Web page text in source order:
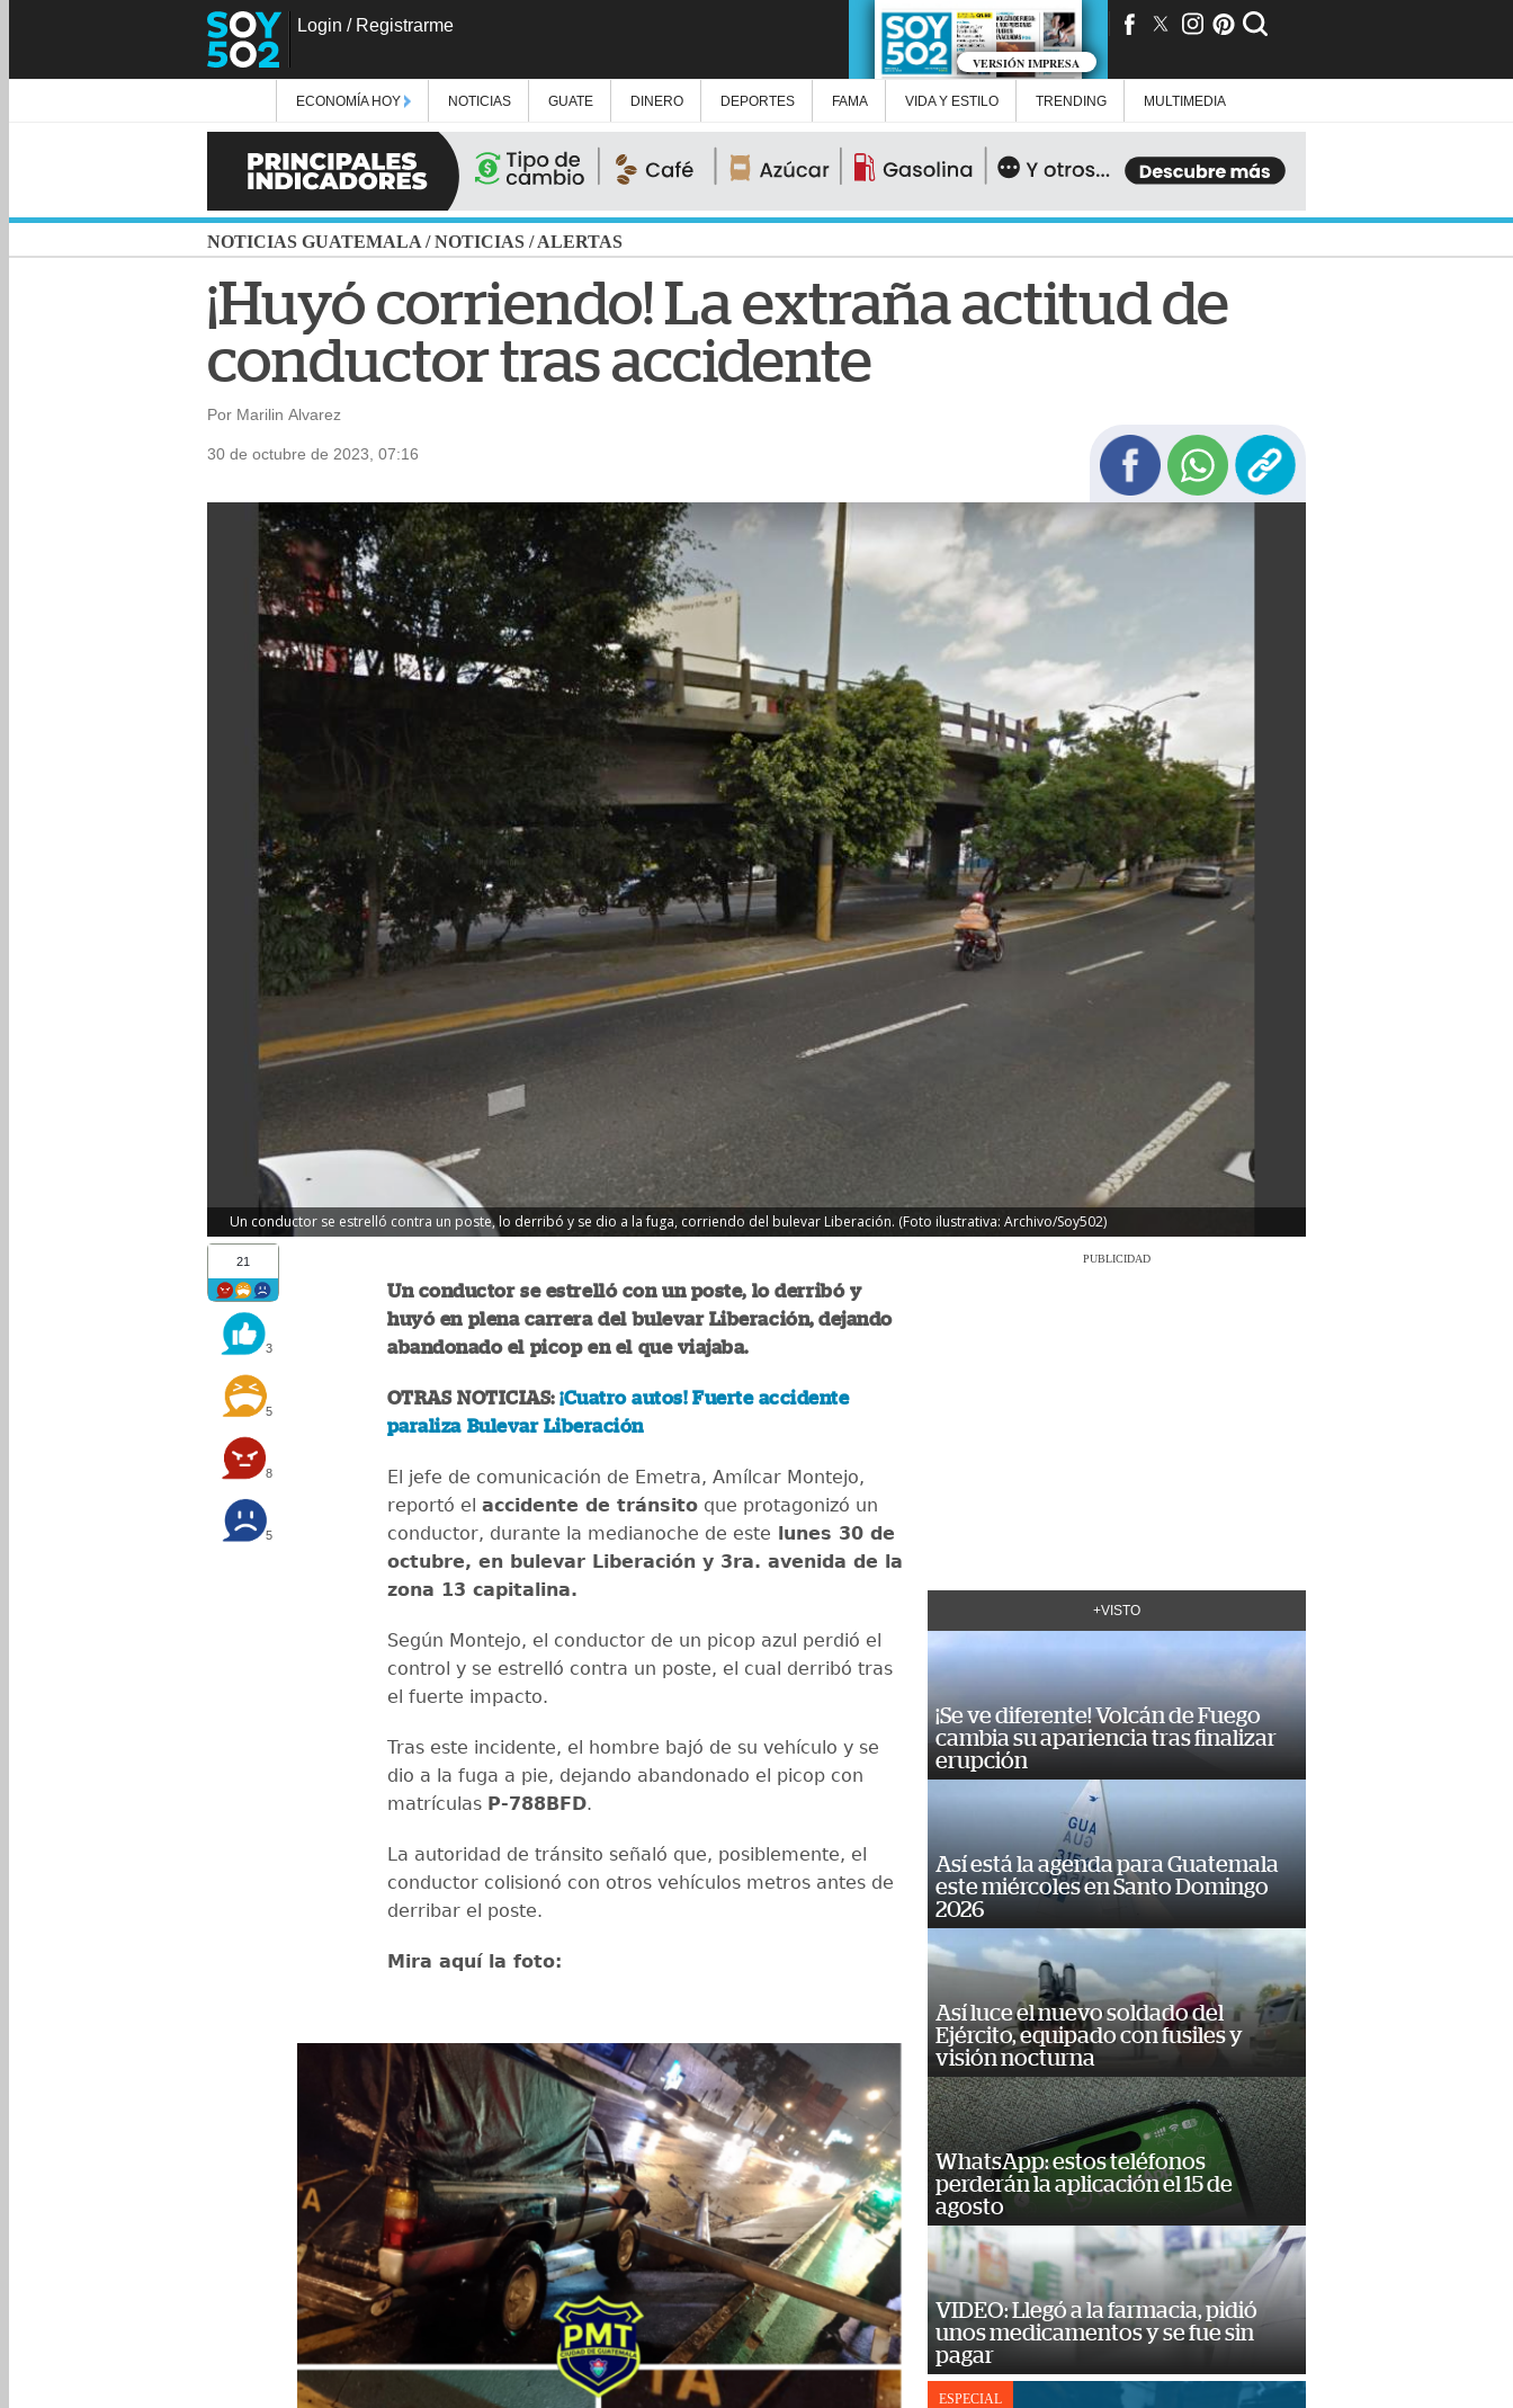
Login / Registrarme
VERSIÓN IMPRESA
ECONOMÍA HOY NOTICIAS GUATE DINERO DEPORTES FAMA VIDA Y ESTILO TRENDING MULTIMEDIA
NOTICIAS GUATEMALA /NOTICIAS /ALERTAS
¡Huyó corriendo! La extraña actitud de
conductor tras accidente
Por Marilin Alvarez
30 de octubre de 2023, 07:16
Un conductor se estrelló contra un poste, lo derribó y se dio a la fuga, corriendo del bulevar Liberación. (Foto ilustrativa: Archivo/Soy502)
21
3
5
8
5
Un conductor se estrelló con un poste, lo derribó y
huyó en plena carrera del bulevar Liberación, dejando
abandonado el picop en el que viajaba.
OTRAS NOTICIAS:¡Cuatro autos! Fuerte accidente
paraliza Bulevar Liberación
El jefe de comunicación de Emetra, Amílcar Montejo,
reportó el accidente de tránsito que protagonizó un
conductor, durante la medianoche de este lunes 30 de
octubre, en bulevar Liberación y 3ra. avenida de la
zona 13 capitalina.
Según Montejo, el conductor de un picop azul perdió el
control y se estrelló contra un poste, el cual derribó tras
el fuerte impacto.
Tras este incidente, el hombre bajó de su vehículo y se
dio a la fuga a pie, dejando abandonado el picop con
matrículas P-788BFD.
La autoridad de tránsito señaló que, posiblemente, el
conductor colisionó con otros vehículos metros antes de
derribar el poste.
Mira aquí la foto:
PUBLICIDAD
+VISTO
¡Se ve diferente! Volcán de Fuego
cambia su apariencia tras finalizar
erupción
Así está la agenda para Guatemala
este miércoles en Santo Domingo
2026
Así luce el nuevo soldado del
Ejército, equipado con fusiles y
visión nocturna
WhatsApp: estos teléfonos
perderán la aplicación el 15 de
agosto
VIDEO: Llegó a la farmacia, pidió
unos medicamentos y se fue sin
pagar
ESPECIAL